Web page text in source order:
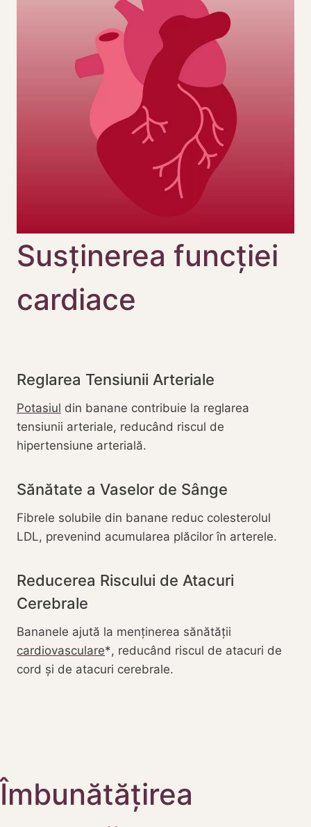
Susținerea funcției
cardiace
Reglarea Tensiunii Arteriale
Potasiul din banane contribuie la reglarea
tensiunii arteriale, reducând riscul de
hipertensiune arterială.
Sănătate a Vaselor de Sânge
Fibrele solubile din banane reduc colesterolul
LDL, prevenind acumularea plăcilor în arterele.
Reducerea Riscului de Atacuri
Cerebrale
Bananele ajută la menținerea sănătății
cardiovasculare , reducând riscul de atacuri de
cord și de atacuri cerebrale.
Îmbunătățirea